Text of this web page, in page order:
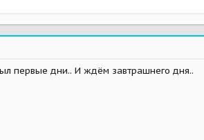
первые дни.. И ждём завтрашнего дня..